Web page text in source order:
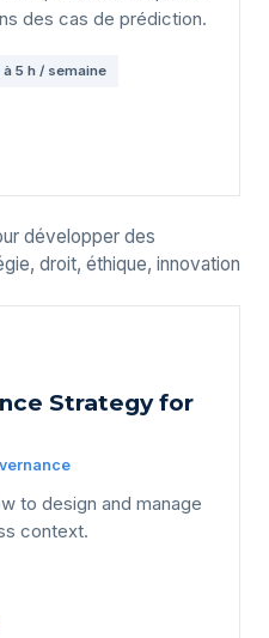
des cas de prédiction.
à 5 h / semaine
développer des
droit, éthique, innovation
Strategy for
to design and manage
context.